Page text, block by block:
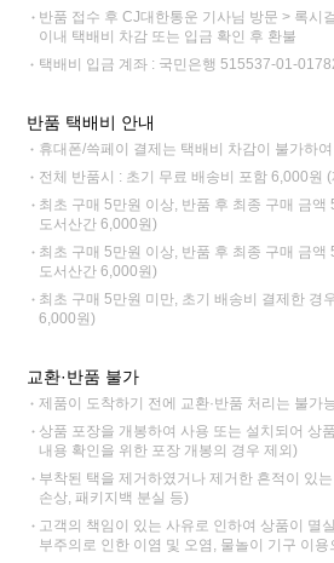
반품 접수 후 CJ대한통운 기사님 방문 > 록시
이내 택배비 차감 또는 입금 확인 후 환불
택배비 입금 계좌 : 국민은행 515537-01-
반품 택배비 안내
휴대폰/쓱페이 결제는 택배비 차감이 불가하
전체 반품시 : 초기 무료 배송비 포함 6,000원
최초 구매 5만원 이상, 반품 후 최종 구매 금액
도서산간 6,000원)
최초 구매 5만원 이상, 반품 후 최종 구매 금액
도서산간 6,000원)
최초 구매 5만원 미만, 초기 배송비 결제한 경
6,000원)
교환·반품 불가
제품이 도착하기 전에 교환·반품 처리는 불가
상품 포장을 개봉하여 사용 또는 설치되어 상
내용 확인을 위한 포장 개봉의 경우 제외)
부착된 택을 제거하였거나 제거한 흔적이 있
손상, 패키지백 분실 등)
고객의 책임이 있는 사유로 인하여 상품이 멸
부주의로 인한 이염 및 오염, 물놀이 기구 이